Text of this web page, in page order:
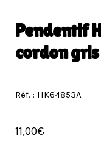
Pendentif
cordon gris
Réf. : HK64853A
11,00€